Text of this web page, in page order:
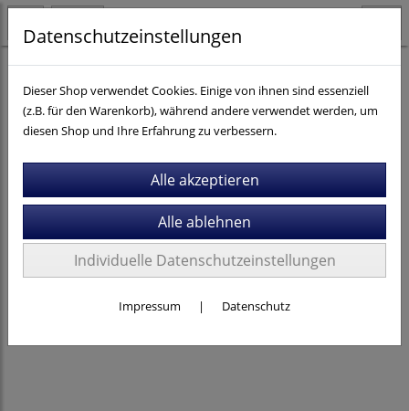
E-Bikes
Datenschutzeinstellungen
Dieser Shop verwendet Cookies. Einige von ihnen sind essenziell
(z.B. für den Warenkorb), während andere verwendet werden, um
diesen Shop und Ihre Erfahrung zu verbessern.
Individuelle Datenschutzeinstellungen
Impressum | Datenschutz